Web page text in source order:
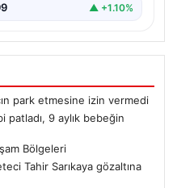
▲ +1.10%
park etmesine izin vermedi
9 aylık bebeğin
Bölgeleri
Tahir Sarıkaya gözaltına